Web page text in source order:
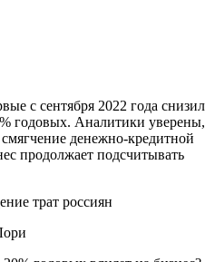
с сентября 2022 года снизил
годовых. Аналитики уверены,
денежно-кредитной
продолжает подсчитывать